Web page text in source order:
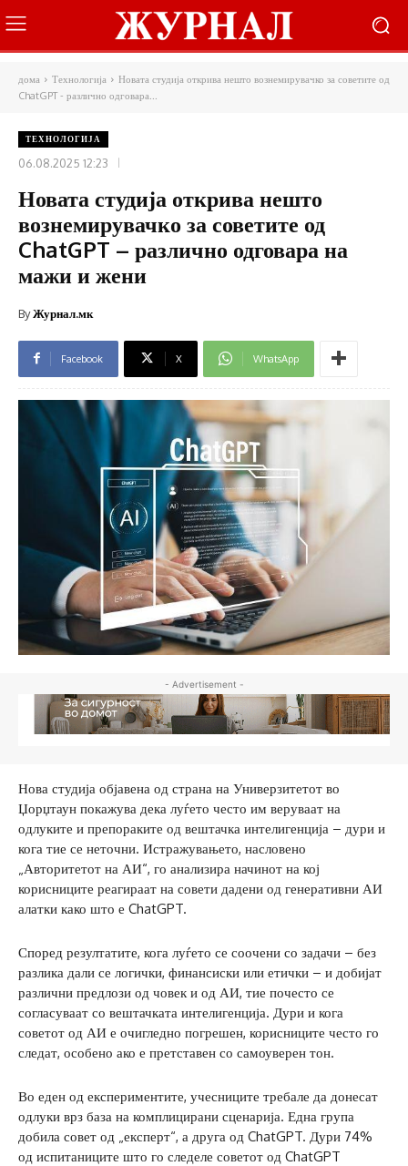
дома Технологија
Новата студија открива нешто вознемирувачко за советите од
ChatGPT - различно одговара...
ТЕХНОЛОГИЈА
06.08.2025 12:23
Новата студија открива нешто
вознемирувачко за советите од
ChatGPT – различно одговара на
мажи и жени
ByЖурнал.мк
Facebook X WhatsApp
- Advertisement -
Нова студија објавена од страна на Универзитетот во
Џорџтаун покажува дека луѓето често им веруваат на
одлуките и препораките од вештачка интелигенција – дури и
кога тие се неточни. Истражувањето, насловено
„Авторитетот на АИ“, го анализира начинот на кој
корисниците реагираат на совети дадени од генеративни АИ
алатки како што е ChatGPT.
Според резултатите, кога луѓето се соочени со задачи – без
разлика дали се логички, финансиски или етички – и добијат
различни предлози од човек и од АИ, тие почесто се
согласуваат со вештачката интелигенција. Дури и кога
советот од АИ е очигледно погрешен, корисниците често го
следат, особено ако е претставен со самоуверен тон.
Во еден од експериментите, учесниците требале да донесат
одлуки врз база на комплицирани сценарија. Една група
добила совет од „експерт“, а друга од ChatGPT. Дури 74%
од испитаниците што го следеле советот од ChatGPT